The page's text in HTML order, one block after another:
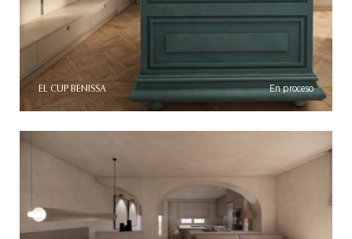
EL CUP BENISSA En proceso